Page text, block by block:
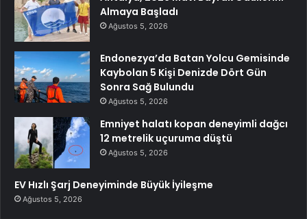
Almaya Başladı
Ağustos 5, 2026
Endonezya’da Batan Yolcu Gemisinde
Kaybolan 5 Kişi Denizde Dört Gün
Sonra Sağ Bulundu
Ağustos 5, 2026
Emniyet halatı kopan deneyimli dağcı
12 metrelik uçuruma düştü
Ağustos 5, 2026
EV Hızlı Şarj Deneyiminde Büyük İyileşme
Ağustos 5, 2026